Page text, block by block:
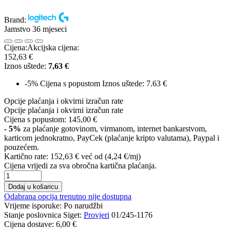
Brand:
Jamstvo 36 mjeseci
Cijena:Akcijska cijena:
152,63 €
Iznos uštede: 7,63 €
-5% Cijena s popustom Iznos uštede: 7.63 €
Opcije plaćanja i okvirni izračun rate
Opcije plaćanja i okvirni izračun rate
Cijena s popustom: 145,00 €
- 5% za plaćanje gotovinom, virmanom, internet bankarstvom,
karticom jednokratno, PayCek (plaćanje kripto valutama), Paypal i
pouzećem.
Kartično rate: 152,63 € već od (4,24 €/mj)
Cijena vrijedi za sva obročna kartična plaćanja.
Dodaj u košaricu
Odabrana opcija trenutno nije dostupna
Vrijeme isporuke: Po narudžbi
Stanje poslovnica Siget: Provjeri 01/245-1176
Cijena dostave: 6,00 €